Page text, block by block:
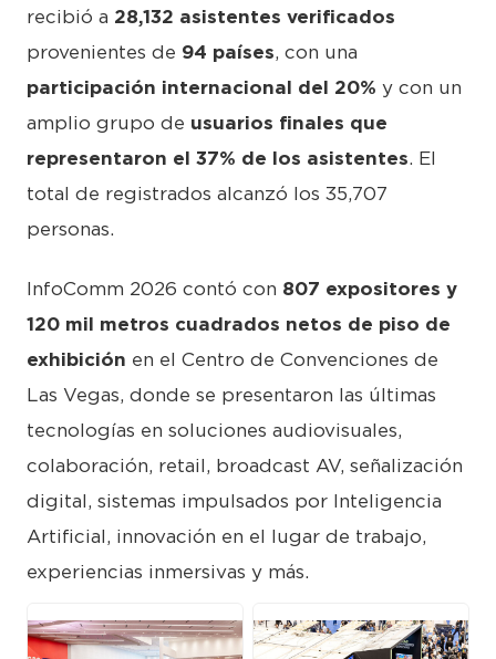
recibió a 28,132 asistentes verificados
provenientes de 94 países, con una
participación internacional del 20% y con un
amplio grupo de usuarios finales que
representaron el 37% de los asistentes. El
total de registrados alcanzó los 35,707
personas.
InfoComm 2026 contó con 807 expositores y
120 mil metros cuadrados netos de piso de
exhibición en el Centro de Convenciones de
Las Vegas, donde se presentaron las últimas
tecnologías en soluciones audiovisuales,
colaboración, retail, broadcast AV, señalización
digital, sistemas impulsados por Inteligencia
Artificial, innovación en el lugar de trabajo,
experiencias inmersivas y más.